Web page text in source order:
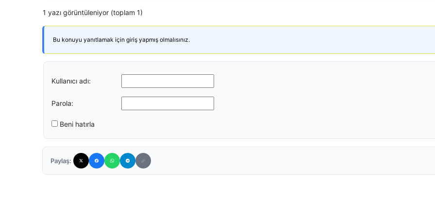
1 yazı görüntüleniyor (toplam 1)
Bu konuyu yanıtlamak için giriş yapmış olmalısınız.
Kullanıcı adı:
Parola:
Beni hatırla
Paylaş: